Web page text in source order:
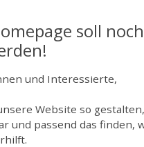
soll noch
und Interessierte,
Website so
und passend das finden,
der
finanziell interessante
so tief in die Tasche
noch einen
gibt. Diese Plätze
beeilen.>> weitere